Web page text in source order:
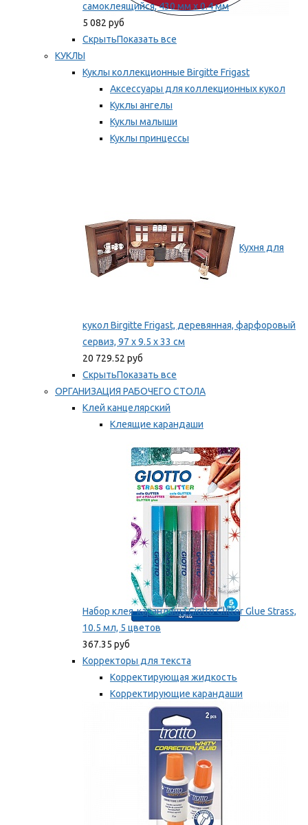
самоклеящийся, 430 мм х 0.4 мм
5 082 руб
СкрытьПоказать все
КУКЛЫ
Куклы коллекционные Birgitte Frigast
Аксессуары для коллекционных кукол
Куклы ангелы
Куклы малыши
Куклы принцессы
Кухня для
кукол Birgitte Frigast, деревянная, фарфоровый
сервиз, 97 x 9.5 x 33 см
20 729.52 руб
СкрытьПоказать все
ОРГАНИЗАЦИЯ РАБОЧЕГО СТОЛА
Клей канцелярский
Клеящие карандаши
Мы рекомендуем
Набор клея-карандаша Giotto Glitter Glue Strass,
10.5 мл, 5 цветов
367.35 руб
Корректоры для текста
Корректирующая жидкость
Корректирующие карандаши
Корректирующие ленты
Мы рекомендуем